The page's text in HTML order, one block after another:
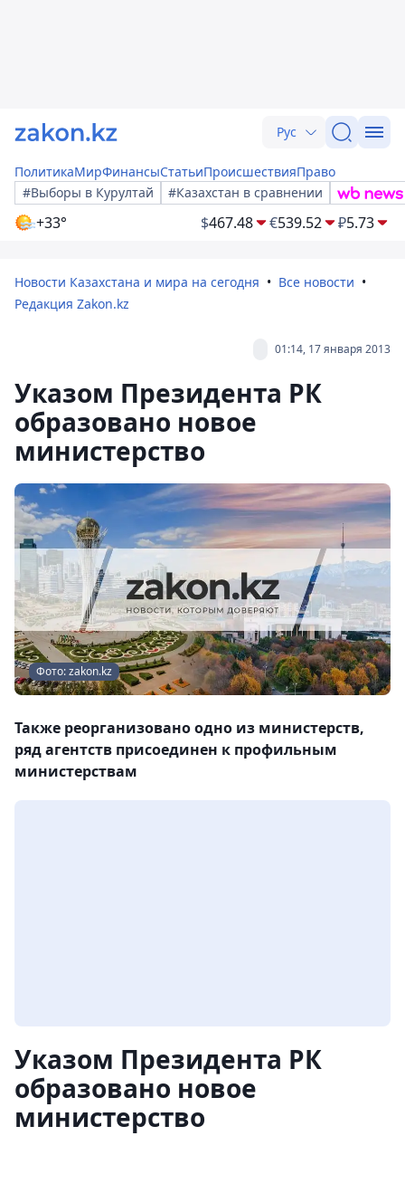
Рус
ПолитикаМирФинансыСтатьиПроисшествияПраво
#Выборы в Курултай
#Казахстан в сравнении
+33° $467.48 €539.52 ₽5.73
Новости Казахстана и мира на сегодня
Все новости
Редакция Zakon.kz
01:14, 17 января 2013
Указом Президента РК
образовано новое
министерство
Фото: zakon.kz
Также реорганизовано одно из министерств,
ряд агентств присоединен к профильным
министерствам
Указом Президента РК
образовано новое
министерство